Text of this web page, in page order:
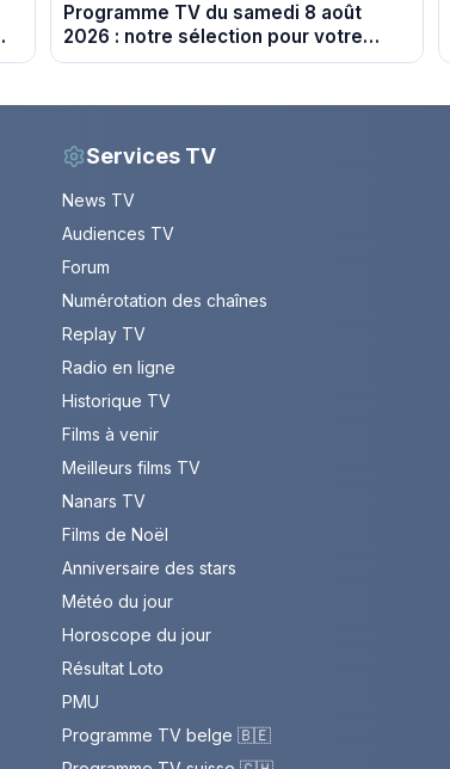
Programme TV du samedi 8 août
2026 : notre sélection pour votre
soirée télé
Services TV
News TV
Audiences TV
Forum
Numérotation des chaînes
Replay TV
Radio en ligne
Historique TV
Films à venir
Meilleurs films TV
Nanars TV
Films de Noël
Anniversaire des stars
Météo du jour
Horoscope du jour
Résultat Loto
PMU
Programme TV belge 🇧🇪